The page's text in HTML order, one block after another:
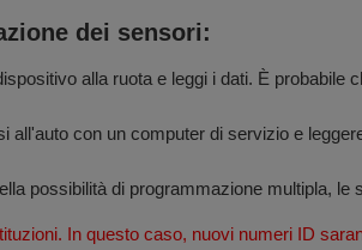
dei sensori:
alla ruota e leggi i dati. È probabile
all'auto con un computer di servizio e
possibilità di programmazione multipla,
In questo caso, nuovi numeri ID